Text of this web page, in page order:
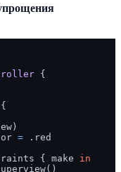
{
= .red
{ make
in